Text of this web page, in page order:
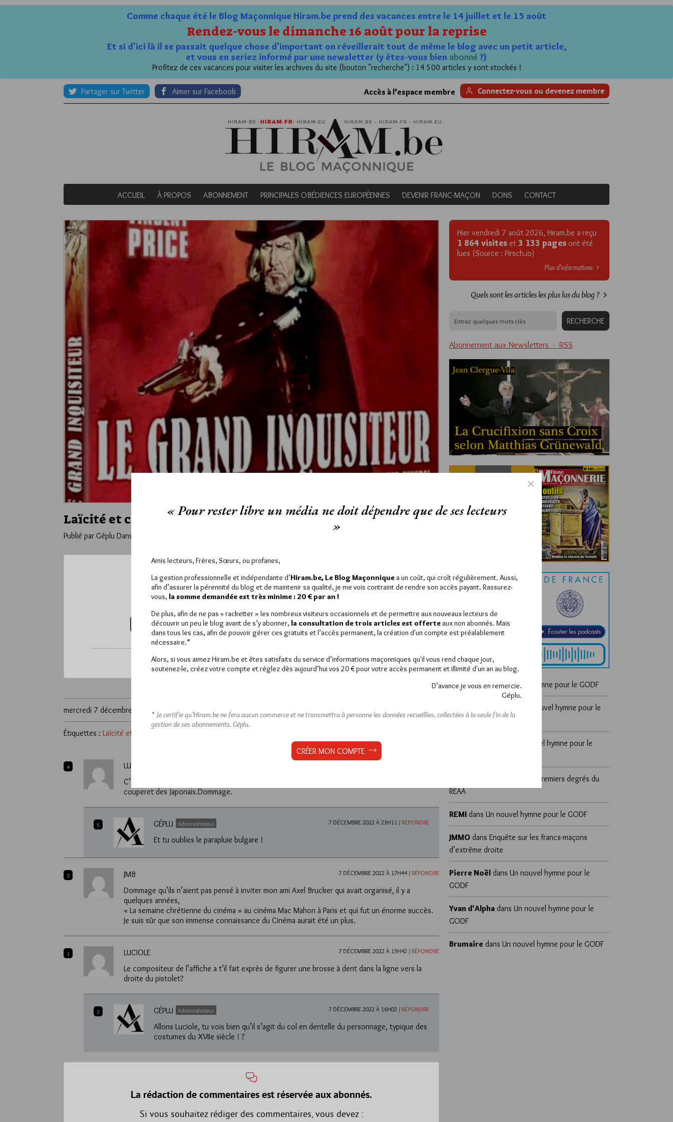
Comme chaque été le Blog Maçonnique Hiram.be prend des vacances entre le 14 juillet et le 15 août
Rendez-vous le dimanche 16 août pour la reprise
Et si d'ici là il se passait quelque chose d'important on réveillerait tout de même le blog avec un petit article,
et vous en seriez informé par une newsletter (y êtes-vous bien abonné ?)
Profitez de ces vacances pour visiter les archives du site (bouton "recherche") : 14 500 articles y sont stockés !
Partager sur Twitter Aimer sur Facebook Accès à l’espace membre Connectez-vous ou devenez membre
ACCUEIL À PROPOS ABONNEMENT PRINCIPALES OBÉDIENCES EUROPÉENNES DEVENIR FRANC-MAÇON DONS CONTACT
Laïcité et cinéma
Publié par Géplu Dans
Ce contenu est réservé aux abonnés.
Pour accéder à cet article, vous pouvez choisir de :
VOUS ABONNER (20€ / AN) ou LE DÉVERROUILLERGRATUITEMENT*
*Vous pouvez déverrouiller jusqu’à3 articles gratuitement.
mercredi 7 décembre 2022 5 commentaires
Lu 397 fois
Étiquettes : Laïcité et cinéma
4 LUCIOLE
C’est vrai que le pistolet- brosse à dent aurait été un must après la canne-épée et l’éventail-
couperet des Japonais.Dommage.
5 GÉPLU Administrateur 7 DÉCEMBRE 2022 À 23H11 / RÉPONDRE
Et tu oublies le parapluie bulgare !
3 JMB 7 DÉCEMBRE 2022 À 17H44 / RÉPONDRE
Dommage qu’ils n’aient pas pensé à inviter mon ami Axel Brucker qui avait organisé, il y a
quelques années,
« La semaine chrétienne du cinéma » au cinéma Mac Mahon à Paris et qui fut un énorme succès.
Je suis sûr que son immense connaissance du Cinéma aurait été un plus.
1 LUCIOLE 7 DÉCEMBRE 2022 À 13H42 / RÉPONDRE
Le compositeur de l’affiche a t’il fait exprès de figurer une brosse à dent dans la ligne vers la
droite du pistolet?
2 GÉPLU Administrateur 7 DÉCEMBRE 2022 À 16H02 / RÉPONDRE
Allons Luciole, tu vois bien qu’il s’agit du col en dentelle du personnage, typique des
costumes du XVIIe siècle ! ?
La rédaction de commentaires est réservée aux abonnés.
Si vous souhaitez rédiger des commentaires, vous devez :
Hier vendredi 7 août 2026, Hiram.be a reçu
1 864 visites et 3 133 pages ont été
lues (Source : Pirsch.io)
Plus d’informations
Quels sont les articles les plus lus du blog ?
Abonnement aux Newsletters - RSS
cosmosdansUn nouvel hymne pour le GODF
Un nouvel hymne pour le
GODF
Un nouvel hymne pour le
Les 18 premiers degrés du
REAA
REMI dans Un nouvel hymne pour le GODF
JMMO dans Enquête sur les francs-maçons
d’extrême droite
Pierre Noël dans Un nouvel hymne pour le
GODF
Yvan d'Alpha dans Un nouvel hymne pour le
GODF
Brumaire dans Un nouvel hymne pour le GODF
« Pour rester libre un média ne doit dépendre que de ses lecteurs
»
Amis lecteurs, Frères, Sœurs, ou profanes,
La gestion professionnelle et indépendante d’Hiram.be, Le Blog Maçonnique a un coût, qui croît régulièrement. Aussi,
afin d’assurer la pérennité du blog et de maintenir sa qualité, je me vois contraint de rendre son accès payant. Rassurez-
vous, la somme demandée est très minime : 20 € par an !
De plus, afin de ne pas « racketter » les nombreux visiteurs occasionnels et de permettre aux nouveaux lecteurs de
découvrir un peu le blog avant de s’y abonner, la consultation de trois articles est offerte aux non abonnés. Mais
dans tous les cas, afin de pouvoir gérer ces gratuits et l’accès permanent, la création d'un compte est préalablement
nécessaire.*
Alors, si vous aimez Hiram.be et êtes satisfaits du service d’informations maçonniques qu'il vous rend chaque jour,
soutenez-le, créez votre compte et réglez dès aujourd’hui vos 20 € pour votre accès permanent et illimité d'un an au blog.
D’avance je vous en remercie.
Géplu.
* Je certifie qu’Hiram.be ne fera aucun commerce et ne transmettra à personne les données recueillies, collectées à la seule fin de la
gestion de ses abonnements. Géplu.
CRÉER MON COMPTE